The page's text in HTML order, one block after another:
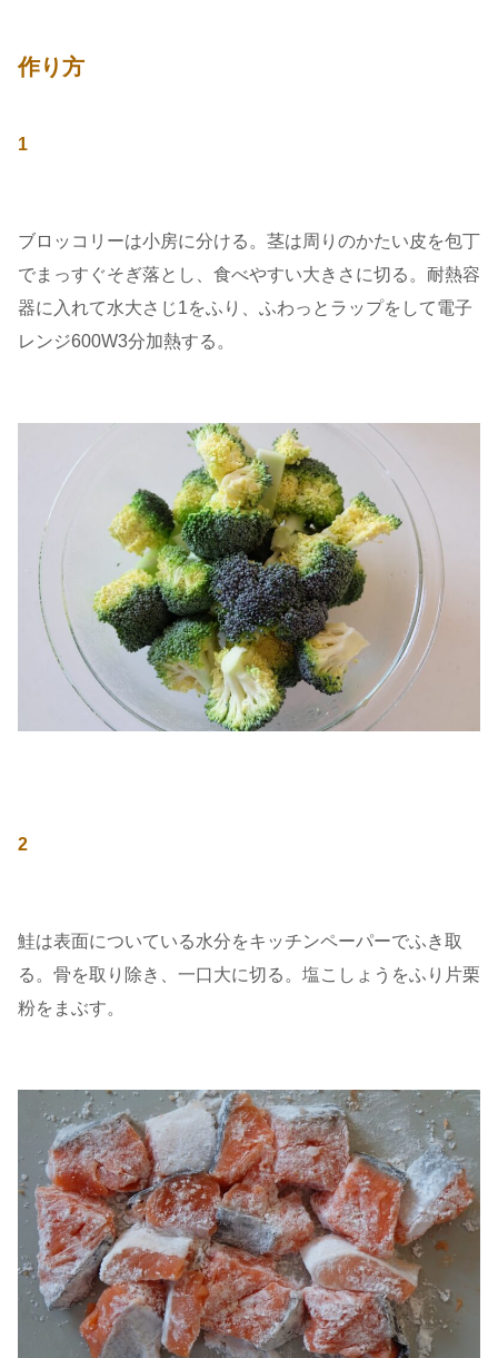
作り方
1
ブロッコリーは小房に分ける。茎は周りのかたい皮を包丁
でまっすぐそぎ落とし、食べやすい大きさに切る。耐熱容
器に入れて水大さじ1をふり、ふわっとラップをして電子
レンジ600W3分加熱する。
2
鮭は表面についている水分をキッチンペーパーでふき取
る。骨を取り除き、一口大に切る。塩こしょうをふり片栗
粉をまぶす。